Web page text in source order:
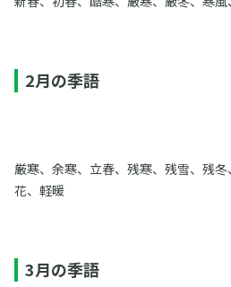
2月の季語
厳寒、余寒、立春、残寒、残雪、残
花、軽暖
3月の季語